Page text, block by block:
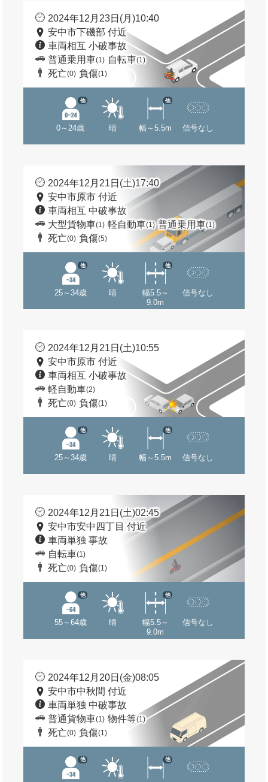
2024年12月23日(月)10:40
安中市下磯部 付近
車両相互 小破事故
普通乗用車(1) 自転車(1)
死亡(0) 負傷(1)
0～24歳
他
晴 幅～5.5m
他
信号なし
2024年12月21日(土)17:40
安中市原市 付近
車両相互 中破事故
大型貨物車(1) 軽自動車(1) 普通乗用車(1)
死亡(0) 負傷(5)
25～34歳
他
晴
幅5.5～
9.0m
他
信号なし
2024年12月21日(土)10:55
安中市原市 付近
車両相互 小破事故
軽自動車(2)
死亡(0) 負傷(1)
25～34歳
他
晴 幅～5.5m
他
信号なし
2024年12月21日(土)02:45
安中市安中四丁目 付近
車両単独 事故
自転車(1)
死亡(0) 負傷(1)
55～64歳
他
晴
幅5.5～
9.0m
他
信号なし
2024年12月20日(金)08:05
安中市中秋間 付近
車両単独 中破事故
普通貨物車(1) 物件等(1)
死亡(0) 負傷(1)
他 他